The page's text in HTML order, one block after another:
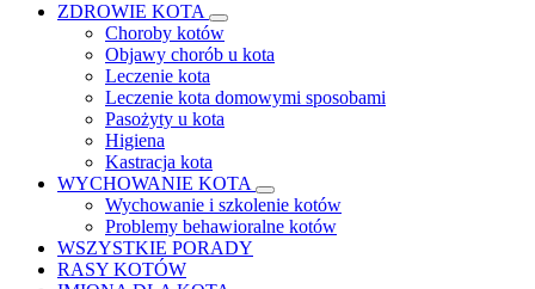
ZDROWIE KOTA
Choroby kotów
Objawy chorób u kota
Leczenie kota
Leczenie kota domowymi sposobami
Pasożyty u kota
Higiena
Kastracja kota
WYCHOWANIE KOTA
Wychowanie i szkolenie kotów
Problemy behawioralne kotów
WSZYSTKIE PORADY
RASY KOTÓW